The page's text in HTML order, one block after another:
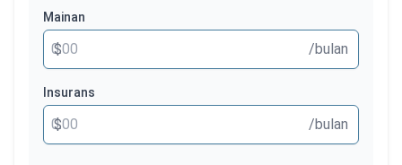
Mainan
$ /bulan
Insurans
$ /bulan